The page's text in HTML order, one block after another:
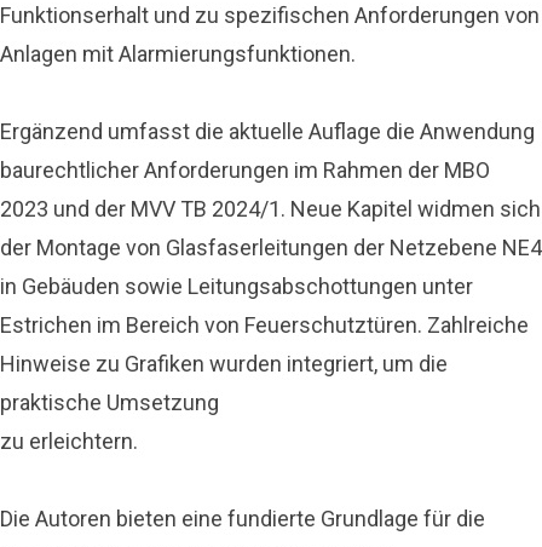
Funktionserhalt und zu spezifischen Anforderungen von
Anlagen mit Alarmierungsfunktionen.
Ergänzend umfasst die aktuelle Auflage die Anwendung
baurechtlicher Anforderungen im Rahmen der MBO
2023 und der MVV TB 2024/1. Neue Kapitel widmen sich
der Montage von Glasfaserleitungen der Netzebene NE4
in Gebäuden sowie Leitungsabschottungen unter
Estrichen im Bereich von Feuerschutztüren. Zahlreiche
Hinweise zu Grafiken wurden integriert, um die
praktische Umsetzung
zu erleichtern.
Die Autoren bieten eine fundierte Grundlage für die